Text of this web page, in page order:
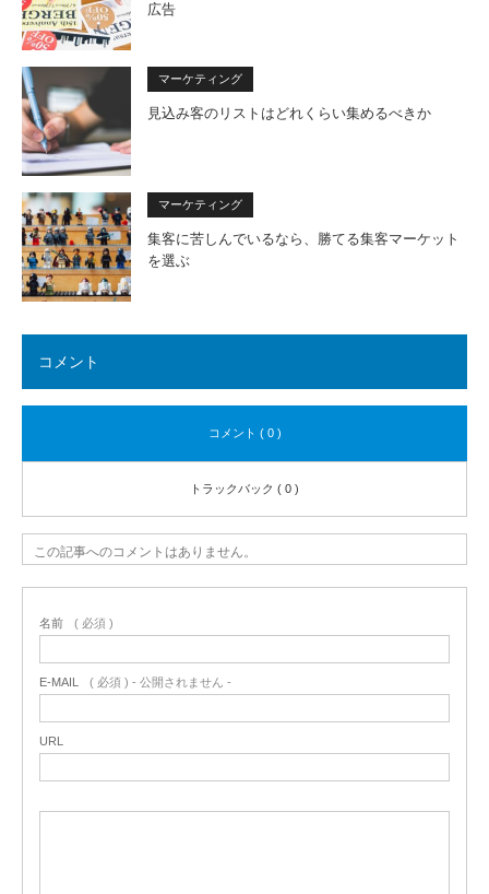
広告
マーケティング
見込み客のリストはどれくらい集めるべきか
マーケティング
集客に苦しんでいるなら、勝てる集客マーケット
を選ぶ
コメント
コメント ( 0 )
トラックバック ( 0 )
この記事へのコメントはありません。
名前 ( 必須 )
E-MAIL ( 必須 ) - 公開されません -
URL